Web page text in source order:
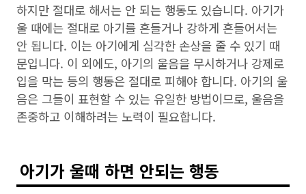
하지만 절대로 해서는 안 되는 행동도 있습니다. 아기가
울 때에는 절대로 아기를 흔들거나 강하게 흔들어서는
안 됩니다. 이는 아기에게 심각한 손상을 줄 수 있기 때
문입니다. 이 외에도, 아기의 울음을 무시하거나 강제로
입을 막는 등의 행동은 절대로 피해야 합니다. 아기의 울
음은 그들이 표현할 수 있는 유일한 방법이므로, 울음을
존중하고 이해하려는 노력이 필요합니다.
아기가 울때 하면 안되는 행동